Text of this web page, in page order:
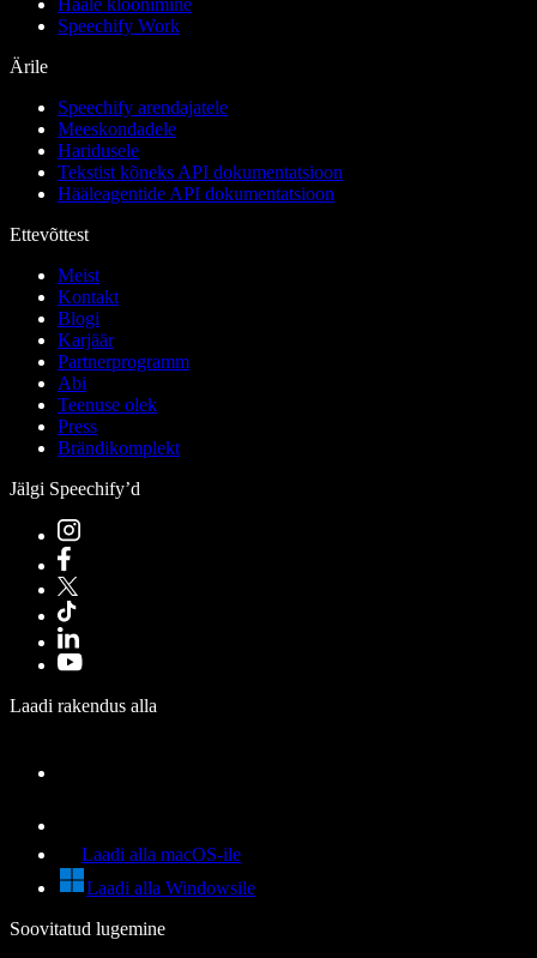
Hääle kloonimine
Speechify Work
Ärile
Speechify arendajatele
Meeskondadele
Haridusele
Tekstist kõneks API dokumentatsioon
Hääleagentide API dokumentatsioon
Ettevõttest
Meist
Kontakt
Blogi
Karjäär
Partnerprogramm
Abi
Teenuse olek
Press
Brändikomplekt
Jälgi Speechify’d
Laadi rakendus alla
Laadi alla macOS-ile
Laadi alla Windowsile
Soovitatud lugemine